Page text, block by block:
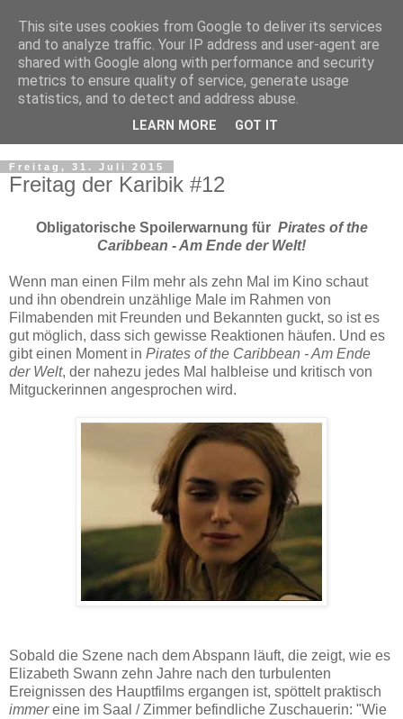
Freitag, 31. Juli 2015
Freitag der Karibik #12
Obligatorische Spoilerwarnung für Pirates of the
Caribbean - Am Ende der Welt!
Wenn man einen Film mehr als zehn Mal im Kino schaut
und ihn obendrein unzählige Male im Rahmen von
Filmabenden mit Freunden und Bekannten guckt, so ist es
gut möglich, dass sich gewisse Reaktionen häufen. Und es
gibt einen Moment in Pirates of the Caribbean - Am Ende
der Welt, der nahezu jedes Mal halbleise und kritisch von
Mitguckerinnen angesprochen wird.
Sobald die Szene nach dem Abspann läuft, die zeigt, wie es
Elizabeth Swann zehn Jahre nach den turbulenten
Ereignissen des Hauptfilms ergangen ist, spöttelt praktisch
immereine im Saal / Zimmer befindliche Zuschauerin: "Wie
This site uses cookies from Google to deliver its services
and to analyze traffic. Your IP address and user-agent are
shared with Google along with performance and security
metrics to ensure quality of service, generate usage
statistics, and to detect and address abuse.
LEARN MORE GOT IT